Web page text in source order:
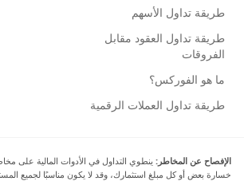
طريقة تداول الأسهم
طريقة تداول العقود مقابل
الفروقات
ما هو الفوركس؟
طريقة تداول العملات الرقمية
الإفصاح عن المخاطر: ينطوي التداول في الأدوات المالية على
خسارة بعض أو كل مبلغ استثمارك، وقد لا يكون مناسبًا لجميع